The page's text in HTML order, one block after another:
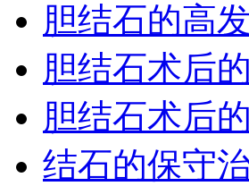
胆结石的高
胆结石术后
胆结石术后
结石的保守